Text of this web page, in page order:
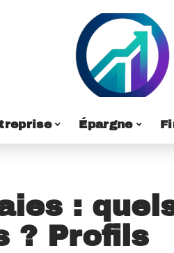
Épargne
:
? Profils